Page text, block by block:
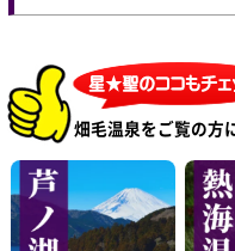
畑毛温泉をご覧の方